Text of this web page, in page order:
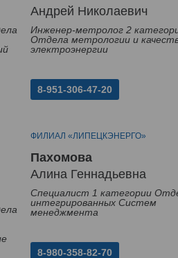
Андрей Николаевич
Инженер-метролог 2
Отдела метрологии и
электроэнергии
8-951-306-47-20
ФИЛИАЛ «ЛИПЕЦКЭНЕРГО»
Пахомова
Алина Геннадьевна
Специалист 1 категории
интегрированных Систем
менеджмента
8-980-358-82-70